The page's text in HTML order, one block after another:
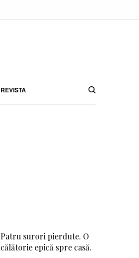
REVISTA
Patru surori pierdute. O
călătorie epică spre casă.